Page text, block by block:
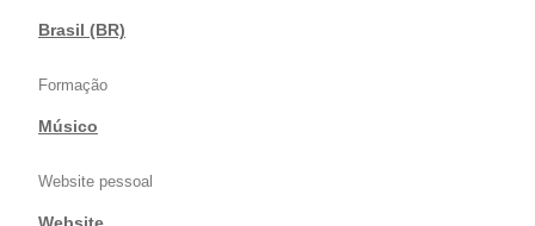
Brasil (BR)
Formação
Músico
Website pessoal